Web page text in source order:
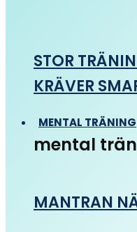
STOR
KRÄVER
MENTAL TRÄNING
mental
MANTRAN